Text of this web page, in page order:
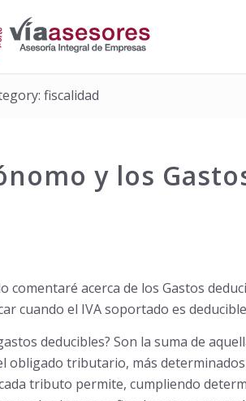
fiscalidad
y los
comentaré acerca de los Gastos
cuando el IVA soportado es
deducibles? Son la suma de
obligado tributario, más
tributo permite, cumpliendo